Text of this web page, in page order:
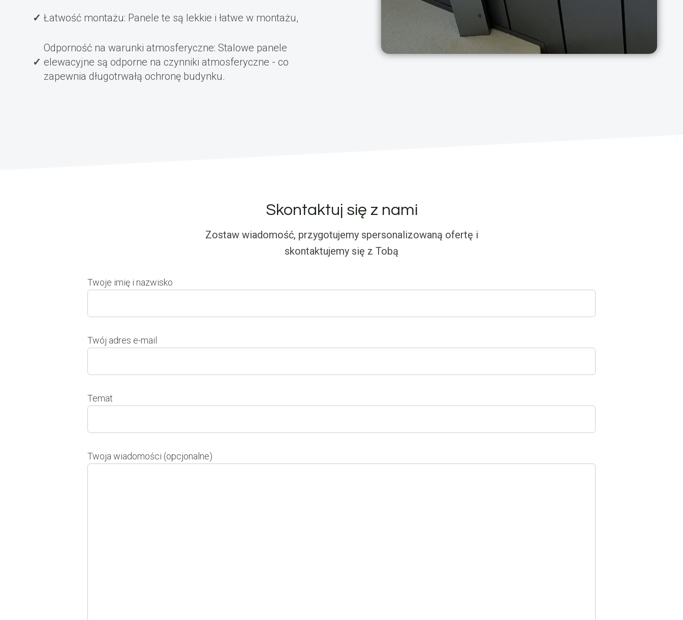
Łatwość montażu: Panele te są lekkie i łatwe w montażu,
Odporność na warunki atmosferyczne: Stalowe panele
elewacyjne są odporne na czynniki atmosferyczne - co
zapewnia długotrwałą ochronę budynku.
Skontaktuj się z nami
Zostaw wiadomość, przygotujemy spersonalizowaną ofertę i
skontaktujemy się z Tobą
Twoje imię i nazwisko
Twój adres e-mail
Temat
Twoja wiadomości (opcjonalne)